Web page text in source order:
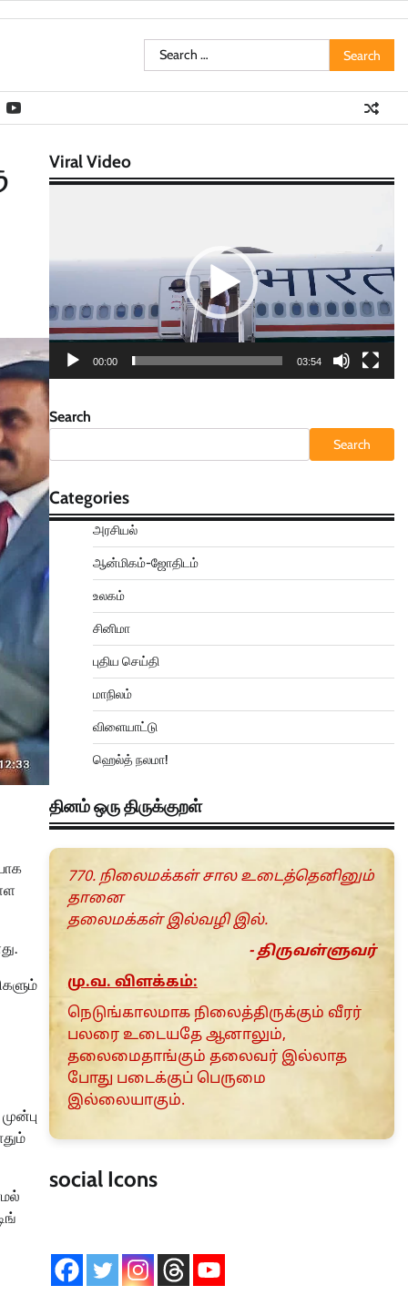
Search
for:
Viral Video
00:00 03:54
Search
Search
Categories
அரசியல்
ஆன்மிகம்-ஜோதிடம்
உலகம்
சினிமா
புதிய செய்தி
மாநிலம்
விளையாட்டு
ஹெல்த் நலமா!
தினம் ஒரு திருக்குறள்
770. நிலைமக்கள் சால உடைத்தெனினும்
தானை
தலைமக்கள் இல்வழி இல்.
- திருவள்ளுவர்
மு.வ. விளக்கம்:
நெடுங்காலமாக நிலைத்திருக்கும் வீரர்
பலரை உடையதே ஆனாலும்,
தலைமைதாங்கும் தலைவர் இல்லாத
போது படைக்குப் பெருமை
இல்லையாகும்.
social Icons